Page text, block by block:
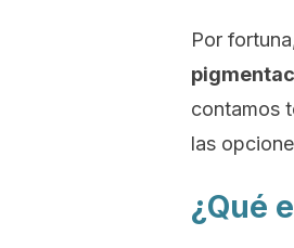
Por
contamos
las
¿Qué